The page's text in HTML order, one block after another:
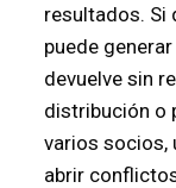
resultados. Si
puede
devuelve sin
distribución o
varios socios,
abrir